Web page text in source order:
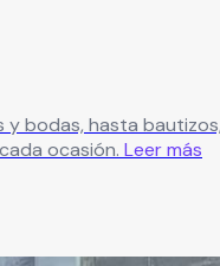
bodas, hasta
ocasión. Leer más